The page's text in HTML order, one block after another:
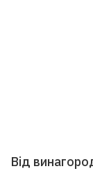
Від